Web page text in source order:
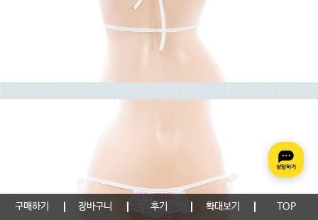
구매하기 장바구니 후기 확대보기 TOP